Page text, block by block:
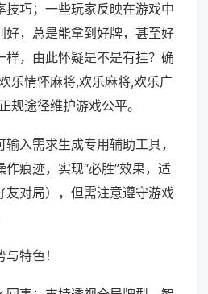
技巧；一些玩家反映在游戏中
好，总是能拿到好牌，甚至好
样，由此怀疑是不是有挂？确
乐情怀麻将,欢乐麻将,欢乐广
规途径维护游戏公平。
入需求生成专用辅助工具，
痕迹，实现“必胜”效果，适
友对局），但需注意遵守游戏
特色！